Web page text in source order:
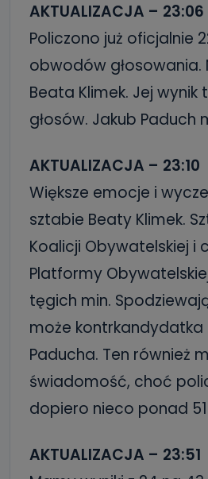
AKTUALIZACJA – 23:06
Policzono już oficjalnie
obwodów
Beata Klimek. Jej wynik
głosów. Jakub Paduch
AKTUALIZACJA – 23:10
Większe emocje i
sztabie Beaty Klimek.
Koalicji Obywatelskiej i
Platformy
tęgich min.
może kontrkandydatka
Paducha. Ten również
świadomość, choć
dopiero nieco ponad
AKTUALIZACJA – 23:51